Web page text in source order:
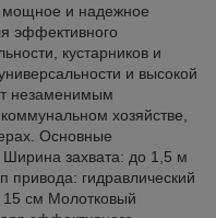
мощное и надежное
эффективного
кустарников и
и высокой
незаменимым
хозяйстве,
Основные
захвата: до 1,5 м
привода: гидравлический
15 см Молотковый